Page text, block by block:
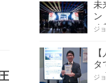
未
ン
く
ジ
タ
ス
ジ